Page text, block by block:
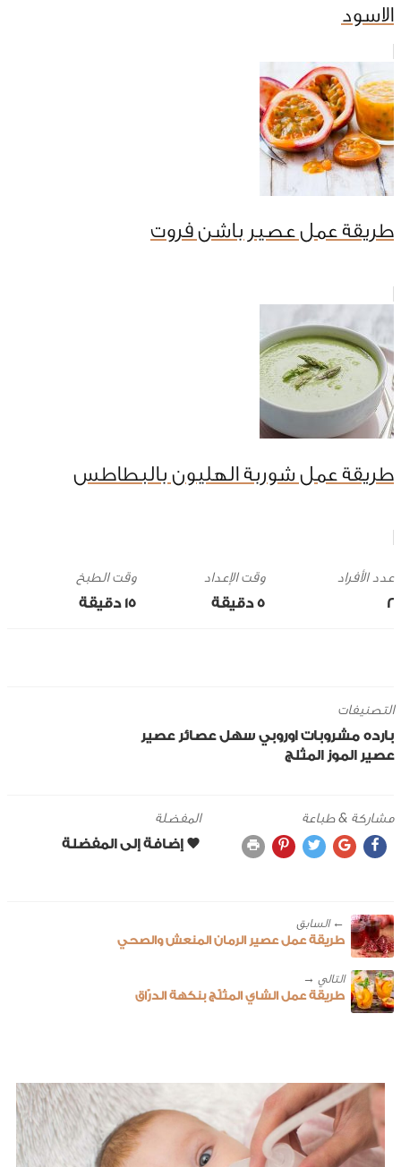
الاسود
طريقة عمل عصير باشن فروت
طريقة عمل شوربة الهليون بالبطاطس
2
وقت الإعداد
5 ‎دقيقة
وقت الطبخ
15 ‎دقيقة
التصنيفات
بارده مشروبات اوروبي سهل عصائر عصير
عصير الموز المثلج
مشاركة & طباعة المفضلة
← ‎السابق
طريقة عمل عصير الرمان المنعش والصحي
طريقة عمل الشاي المثلّج بنكهة الدرّاق